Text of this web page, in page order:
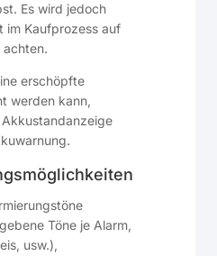
Es wird jedoch
im Kaufprozess auf
achten.
erschöpfte
werden kann,
Töne je Alarm,
usw.),